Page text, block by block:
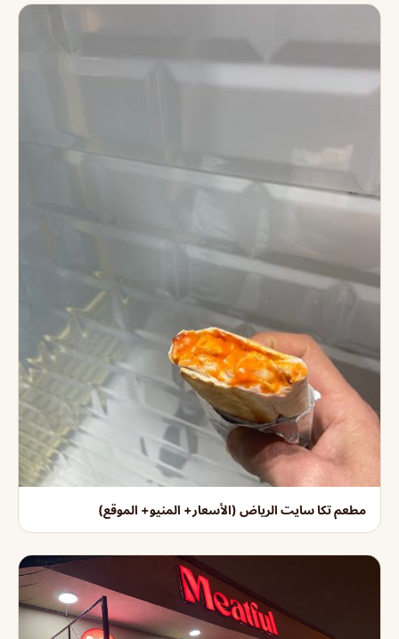
مطعم تكا سايت الرياض (الأسعار+ المنيو+ الموقع)